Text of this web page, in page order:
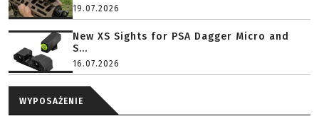
19.07.2026
New XS Sights for PSA Dagger Micro and
S...
16.07.2026
WYPOSAŻENIE